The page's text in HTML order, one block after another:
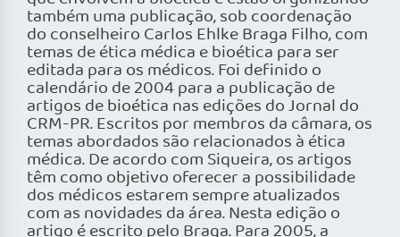
também uma publicação, sob coordenação
do conselheiro Carlos Ehlke Braga Filho, com
temas de ética médica e bioética para ser
editada para os médicos. Foi definido o
calendário de 2004 para a publicação de
artigos de bioética nas edições do Jornal do
CRM-PR. Escritos por membros da câmara, os
temas abordados são relacionados à ética
médica. De acordo com Siqueira, os artigos
têm como objetivo oferecer a possibilidade
dos médicos estarem sempre atualizados
com as novidades da área. Nesta edição o